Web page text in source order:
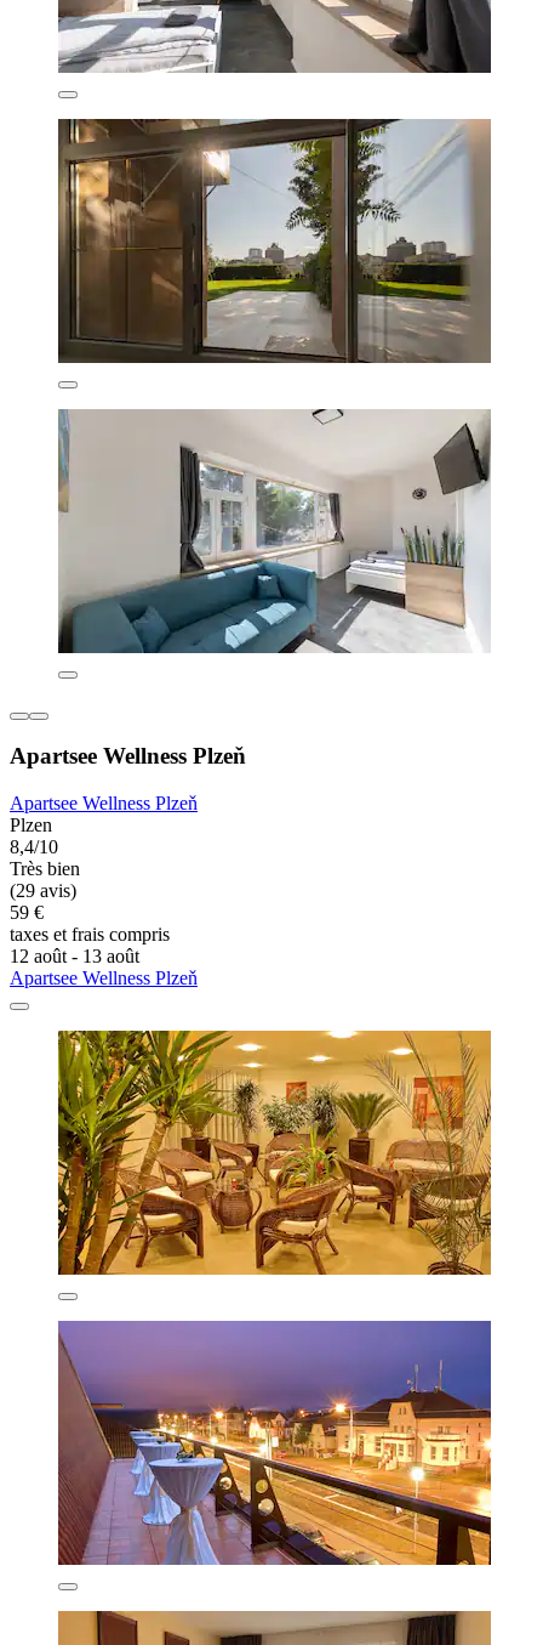
Apartsee Wellness Plzeň
Apartsee Wellness Plzeň
Plzen
8,4/10
Très bien
(29 avis)
59 €
taxes et frais compris
12 août - 13 août
Apartsee Wellness Plzeň